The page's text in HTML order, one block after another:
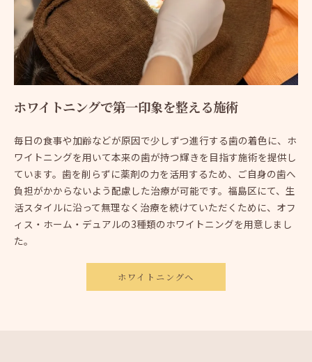
ホワイトニングで第一印象を整える施術
毎日の食事や加齢などが原因で少しずつ進行する歯の着色に、ホ
ワイトニングを用いて本来の歯が持つ輝きを目指す施術を提供し
ています。歯を削らずに薬剤の力を活用するため、ご自身の歯へ
負担がかからないよう配慮した治療が可能です。福島区にて、生
活スタイルに沿って無理なく治療を続けていただくために、オフ
ィス・ホーム・デュアルの3種類のホワイトニングを用意しまし
た。
ホワイトニングへ